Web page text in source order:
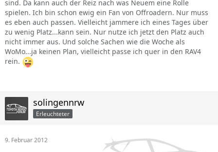
sind. Da kann auch der Reiz nach was Neuem eine Rolle
spielen. Ich bin schon ewig ein Fan von Offroadern. Nur muss
es eben auch passen. Vielleicht jammere ich eines Tages über
zu wenig Platz...kann sein. Nur nutze ich jetzt den Platz auch
nicht immer aus. Und solche Sachen wie die Woche als
WoMo...ja keinen Plan, vielleicht passe ich quer in den RAV4
rein.
solingennrw
Erleuchteter
9. Februar 2012